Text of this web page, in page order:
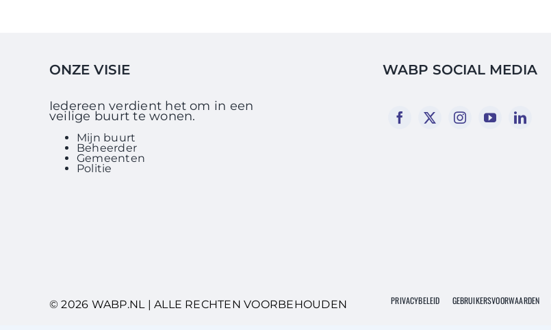
ONZE VISIE
Iedereen verdient het om in een
veilige buurt te wonen.
Mijn buurt
Beheerder
Gemeenten
Politie
WABP SOCIAL MEDIA
© 2026 WABP.NL | ALLE RECHTEN VOORBEHOUDEN PRIVACYBELEID GEBRUIKERSVOORWAARDEN